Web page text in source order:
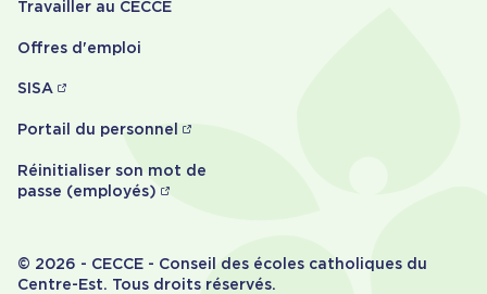
Travailler au CECCE
Offres d'emploi
SISA
Portail du personnel
Réinitialiser son mot de
passe (employés)
© 2026 - CECCE - Conseil des écoles catholiques du
Centre-Est. Tous droits réservés.